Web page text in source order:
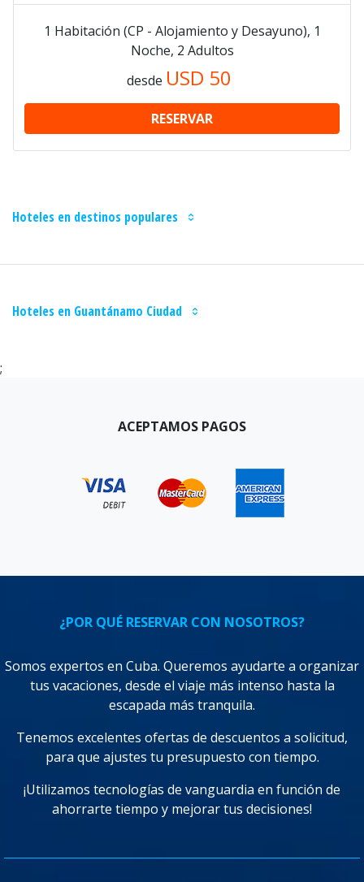
1 Habitación (CP - Alojamiento y Desayuno), 1
Noche, 2 Adultos
desde USD 50
RESERVAR
Hoteles en destinos populares
Hoteles en Guantánamo Ciudad
;
ACEPTAMOS PAGOS
¿POR QUÉ RESERVAR CON NOSOTROS?
Somos expertos en Cuba. Queremos ayudarte a organizar
tus vacaciones, desde el viaje más intenso hasta la
escapada más tranquila.
Tenemos excelentes ofertas de descuentos a solicitud,
para que ajustes tu presupuesto con tiempo.
¡Utilizamos tecnologías de vanguardia en función de
ahorrarte tiempo y mejorar tus decisiones!